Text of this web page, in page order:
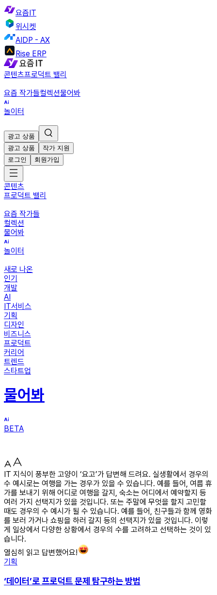
요즘IT
위시켓
AIDP - AX
Rise ERP
콘텐츠프로덕트 밸리
요즘 작가들컬렉션물어봐
놀이터
광고 상품
광고 상품
작가 지원
로그인
회원가입
콘텐츠
프로덕트 밸리
요즘 작가들
컬렉션
물어봐
놀이터
새로 나온
인기
개발
AI
IT서비스
기획
디자인
비즈니스
프로덕트
커리어
트렌드
스타트업
물어봐
BETA
IT 지식이 풍부한 고양이 ‘요고’가 답변해 드려요. 실생활에서 경우의
수 예시로는 여행을 가는 경우가 있을 수 있습니다. 예를 들어, 여름 휴
가를 보내기 위해 어디로 여행을 갈지, 숙소는 어디에서 예약할지 등
여러 가지 선택지가 있을 것입니다. 또는 주말에 무엇을 할지 고민할
때도 경우의 수 예시가 될 수 있습니다. 예를 들어, 친구들과 함께 영화
를 보러 가거나 쇼핑을 하러 갈지 등의 선택지가 있을 것입니다. 이렇
게 일상에서 다양한 상황에서 경우의 수를 고려하고 선택하는 것이 있
습니다.
열심히 읽고 답변했어요!
기획
‘데이터’로 프로덕트 문제 탐구하는 방법